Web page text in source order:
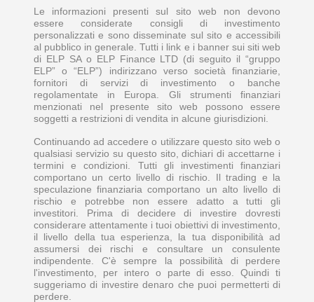
Le informazioni presenti sul sito web non devono
essere considerate consigli di investimento
personalizzati e sono disseminate sul sito e accessibili
al pubblico in generale. Tutti i link e i banner sui siti web
di ELP SA o ELP Finance LTD (di seguito il “gruppo
ELP” o “ELP”) indirizzano verso società finanziarie,
fornitori di servizi di investimento o banche
regolamentate in Europa. Gli strumenti finanziari
menzionati nel presente sito web possono essere
soggetti a restrizioni di vendita in alcune giurisdizioni.
Continuando ad accedere o utilizzare questo sito web o
qualsiasi servizio su questo sito, dichiari di accettarne i
termini e condizioni. Tutti gli investimenti finanziari
comportano un certo livello di rischio. Il trading e la
speculazione finanziaria comportano un alto livello di
rischio e potrebbe non essere adatto a tutti gli
investitori. Prima di decidere di investire dovresti
considerare attentamente i tuoi obiettivi di investimento,
il livello della tua esperienza, la tua disponibilità ad
assumersi dei rischi e consultare un consulente
indipendente. C'è sempre la possibilità di perdere
l'investimento, per intero o parte di esso. Quindi ti
suggeriamo di investire denaro che puoi permetterti di
perdere.